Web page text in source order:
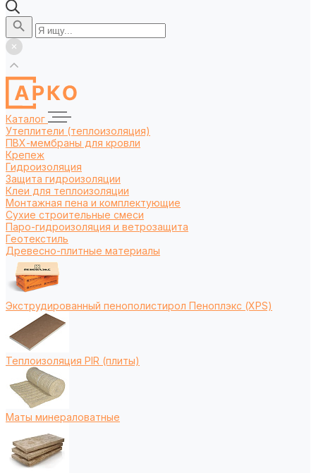
Каталог
Утеплители (теплоизоляция)
ПВХ-мембраны для кровли
Крепеж
Гидроизоляция
Защита гидроизоляции
Клеи для теплоизоляции
Монтажная пена и комплектующие
Сухие строительные смеси
Паро-гидроизоляция и ветрозащита
Геотекстиль
Древесно-плитные материалы
Экструдированный пенополистирол Пеноплэкс (XPS)
Теплоизоляция PIR (плиты)
Маты минераловатные